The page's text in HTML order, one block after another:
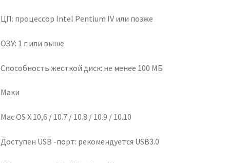
ЦП: процессор Intel Pentium IV или позже
ОЗУ: 1 г или выше
Способность жесткой диск: не менее 100 МБ
Маки
Mac OS X 10,6 / 10.7 / 10.8 / 10.9 / 10.10
Доступен USB -порт: рекомендуется USB3.0